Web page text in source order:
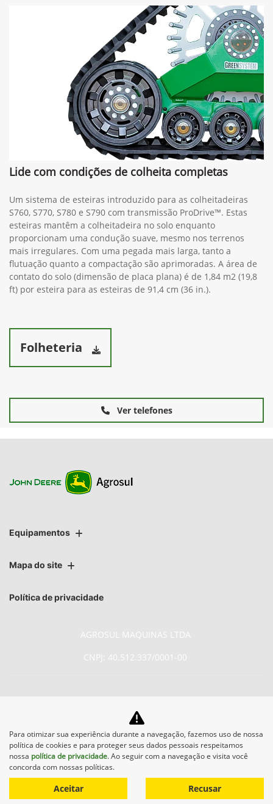
Lide com condições de colheita completas
Um sistema de esteiras introduzido para as colheitadeiras
S760, S770, S780 e S790 com transmissão ProDrive™. Estas
esteiras mantêm a colheitadeira no solo enquanto
proporcionam uma condução suave, mesmo nos terrenos
mais irregulares. Com uma pegada mais larga, tanto a
flutuação quanto a compactação são aprimoradas. A área de
contato do solo (dimensão de placa plana) é de 1,84 m2 (19,8
ft) por esteira para as esteiras de 91,4 cm (36 in.).
Folheteria
Ver telefones
Equipamentos
Mapa do site
Política de privacidade
AGROSUL MAQUINAS LTDA
CNPJ: 40.512.337/0001-00
No trânsito, enxergar o outro
salva vidas.
Desenvolvido pela DEALERSPACE ® Direitos Reservados.
Para otimizar sua experiência durante a navegação, fazemos uso de nossa
política de cookies e para proteger seus dados pessoais respeitamos
nossa política de privacidade. Ao seguir com a navegação e visita você
concorda com nossas políticas.
Aceitar Recusar